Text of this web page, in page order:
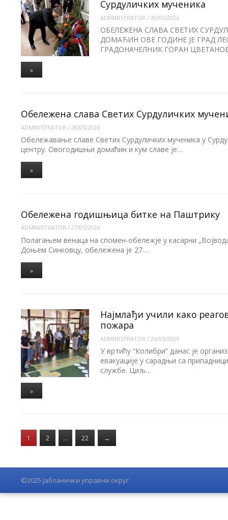
Сурдуличких мученика
ADMINISTRATOR / 29/05/2026
ОБЕЛЕЖЕНА СЛАВА СВЕТИХ
ДОМАЋИН ОВЕ ГОДИНЕ ЈЕ ГРАД
ГРАДОНАЧЕЛНИК ГОРАН
»
Обележена слава Светих Сурдуличких
ADMINISTRATOR / 28/05/2026
Обележавање славе Светих Сурдуличких мученика у
центру. Овогодишњи домаћин и кум славе је…
»
Обележена годишњица битке на Паштрику
ADMINISTRATOR /27/05/2026
Полагањем венаца на спомен-обележје у касарни
Доњем Синковцу, обележена је 27.…
»
Најмлађи учили како
пожара
ADMINISTRATOR / 26/05/2026
У вртићу “Колибри” данас је
евакуације у сарадњи са
службе. Циљ…
»
1 2 … 22 →
©2025 Јабланички управни округ